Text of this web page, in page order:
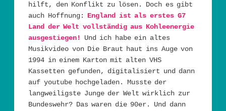
hilft, den Konflikt zu lösen. Doch es gibt
auch Hoffnung: England ist als erstes G7
Land der Welt vollständig aus Kohleenergie
ausgestiegen!
Und ich habe ein altes
Musikvideo von Die Braut haut ins Auge von
1994 in einem Karton mit alten VHS
Kassetten gefunden, digitalisiert und dann
auf youtube hochgeladen. Musste der
langweiligste Junge der Welt wirklich zur
Bundeswehr? Das waren die 90er. Und dann